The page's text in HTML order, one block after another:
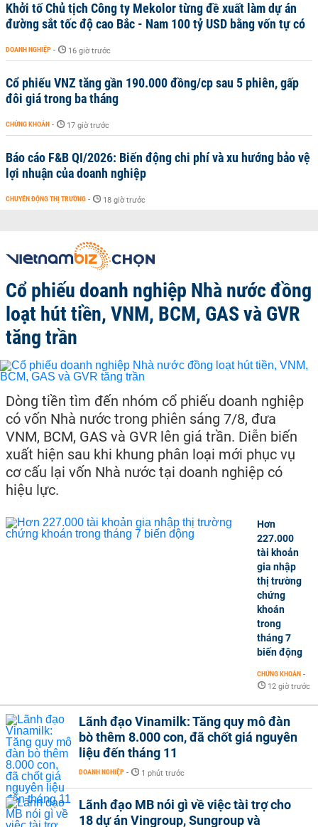
Khởi tố Chủ tịch Công ty Mekolor từng đề xuất làm dự án
đường sắt tốc độ cao Bắc - Nam 100 tỷ USD bằng vốn tự có
DOANH NGHIỆP - 16 giờ trước
Cổ phiếu VNZ tăng gần 190.000 đồng/cp sau 5 phiên, gấp
đôi giá trong ba tháng
CHỨNG KHOÁN - 17 giờ trước
Báo cáo F&B QI/2026: Biến động chi phí và xu hướng bảo vệ
lợi nhuận của doanh nghiệp
CHUYỂN ĐỘNG THỊ TRƯỜNG - 18 giờ trước
Cổ phiếu doanh nghiệp Nhà nước đồng
loạt hút tiền, VNM, BCM, GAS và GVR
tăng trần
Dòng tiền tìm đến nhóm cổ phiếu doanh nghiệp
có vốn Nhà nước trong phiên sáng 7/8, đưa
VNM, BCM, GAS và GVR lên giá trần. Diễn biến
xuất hiện sau khi khung phân loại mới phục vụ
cơ cấu lại vốn Nhà nước tại doanh nghiệp có
hiệu lực.
Hơn
227.000
tài khoản
gia nhập
thị trường
chứng
khoán
trong
tháng 7
biến động
CHỨNG KHOÁN -
12 giờ trước
Lãnh đạo Vinamilk: Tăng quy mô đàn
bò thêm 8.000 con, đã chốt giá nguyên
liệu đến tháng 11
DOANH NGHIỆP - 1 phút trước
Lãnh đạo MB nói gì về việc tài trợ cho
18 dự án Vingroup, Sungroup và